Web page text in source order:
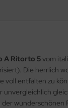
A Ritorto 5vom
Die herrlich
entfalten zu